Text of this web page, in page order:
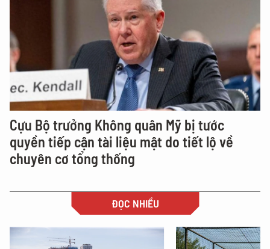
Cựu Bộ trưởng Không quân Mỹ bị tước
quyền tiếp cận tài liệu mật do tiết lộ về
chuyên cơ tổng thống
ĐỌC NHIỀU